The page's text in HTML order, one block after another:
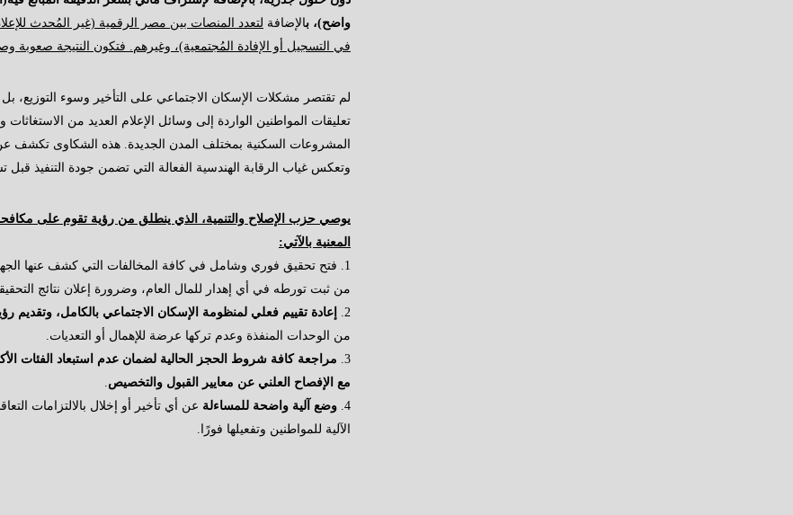
واضح)، بالإضافة لتعدد المنصات بين مصر الرقمية (غير المُحدث
في التسجيل أو الإفادة المُجتمعية)، وغيرهم. فتكون النتيجة
لم تقتصر مشكلات الإسكان الاجتماعي على التأخير وسوء التوزيع،
تعليقات المواطنين الواردة إلى وسائل الإعلام العديد من
المشروعات السكنية بمختلف المدن الجديدة. هذه الشكاوى تكشف
وتعكس غياب الرقابة الهندسية الفعالة التي تضمن جودة التنفيذ قبل
يوصي حزب الإصلاح والتنمية، الذي ينطلق من رؤية تقوم على
المعنية بالآتي:
1. فتح تحقيق فوري وشامل في كافة المخالفات التي كشف عنها
من ثبت تورطه في أي إهدار للمال العام، وضرورة إعلان نتائج
2.
إعادة تقييم فعلي لمنظومة الإسكان الاجتماعي بالكامل، وتقديم
من الوحدات المنفذة وعدم تركها عرضة للإهمال أو التعديات.
3. مراجعة كافة شروط الحجز الحالية لضمان عدم استبعاد الفئات
مع الإفصاح العلني عن معايير القبول والتخصيص.
4. وضع آلية واضحة للمساءلة عن أي تأخير أو إخلال بالالتزامات
الآلية للمواطنين وتفعيلها فورًا.